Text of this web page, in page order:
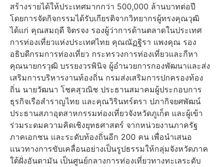
สร้างรายได้ให้ประเทศมากกว่า 500,000 ล้านบาทต่อปี
โดยการจัดกิจกรรมได้รับเกียรติจากวิทยากรผู้ทรงคุณวุฒิ
ได้แก่ คุณสมฤดี จิตรจง รองผู้ว่าการด้านตลาดในประเทศ
การท่องเที่ยวแห่งประเทศไทย คุณณัฏฐิรา แพงคุณ รอง
อธิบดีกรมการท่องเที่ยว กระทรวงการท่องเที่ยวและกีหา
คุณนายกรวุฒิ บรรยงวรพินิจ ผู้อำนวยการกองพัฒนาและส่ง
เสริมการบริหารงานท้องถิ่น กรมส่งเสริมการปกครองท้อง
ถิ่น นายวัฒนา โชคสุวณิช ประธานสมาคมผู้ประกอบการ
ธุรกิจเรือสำราญไทย และคุณวิรินทร์ตรา ปภากิจยศพัฒน์
ประธานสภาอุตสาหกรรมท่องเที่ยวจังหวัดภูเก็ต และผู้เข้า
ร่วมระดมความคิดเชิงยุทธศาสตร์ จากหน่วยงานภาครัฐ
ภาคเอกชน และระดับท้องถิ่นอีก 200 คน เพื่อนำเสนอ
แนวทางการขับเคลื่อนอย่างเป็นรูปธรรมให้กลุ่มจังหวัดภาค
ใต้ฝั่งอันดามัน เป็นศูนย์กลางการท่องเที่ยวทางทะเลระดับ